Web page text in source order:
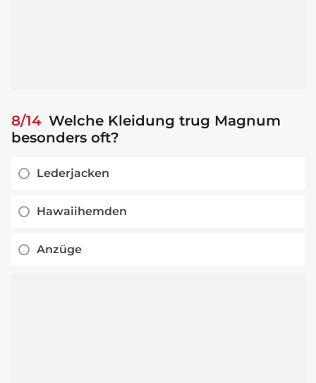
8/14 Welche Kleidung trug Magnum
besonders oft?
Lederjacken
Hawaiihemden
Anzüge